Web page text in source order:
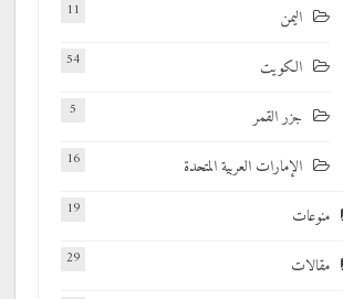
اليمن 11
الكويت 54
جزر القمر 5
الإمارات العربية المتحدة 16
منوعات 19
مقالات 29